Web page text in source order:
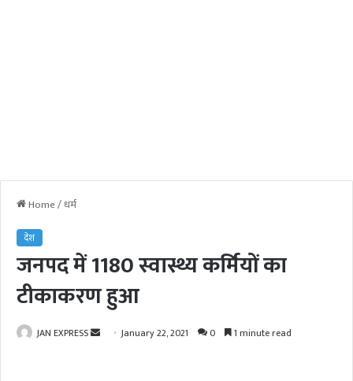
Home/धर्म
देश
जनपद में 1180 स्वास्थ्य कर्मियों का
टीकाकरण हुआ
JAN EXPRESS January 22, 2021 0 1 minute read